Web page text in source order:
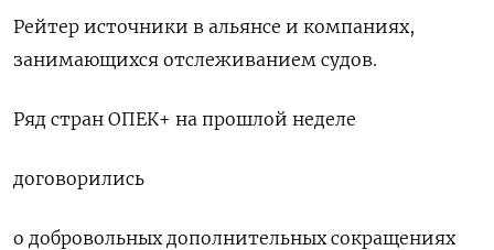
Рейтер источники в альянсе и компаниях,
занимающихся отслеживанием судов.
Ряд стран ОПЕК+ на прошлой неделе
договорились
о добровольных дополнительных сокращениях